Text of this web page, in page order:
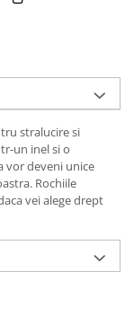
stralucire si
un inel si o
vor deveni unice
Rochiile
vei alege drept